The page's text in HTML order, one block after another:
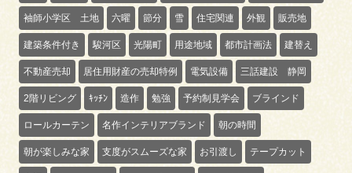
袖師小学区 土地 六曜 節分 雪 住宅関連 外観 販売地
建築条件付き 駿河区 光陽町 用途地域 都市計画法 建替え
不動産売却 居住用財産の売却特例 電気設備 三話建設 静岡
2階リビング ｷｯﾁﾝ 造作 勉強 予約制見学会 ブラインド
ロールカーテン 名作インテリアブランド 朝の時間
朝が楽しみな家 支度がスムーズな家 お引渡し テープカット